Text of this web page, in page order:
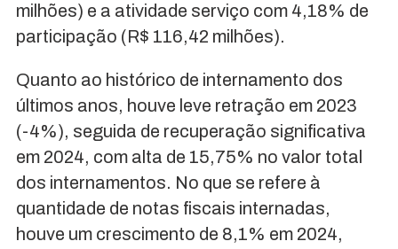
milhões) e a atividade serviço com 4,18% de
participação (R$ 116,42 milhões).
Quanto ao histórico de internamento dos
últimos anos, houve leve retração em 2023
(-4%), seguida de recuperação significativa
em 2024, com alta de 15,75% no valor total
dos internamentos. No que se refere à
quantidade de notas fiscais internadas,
houve um crescimento de 8,1% em 2024,